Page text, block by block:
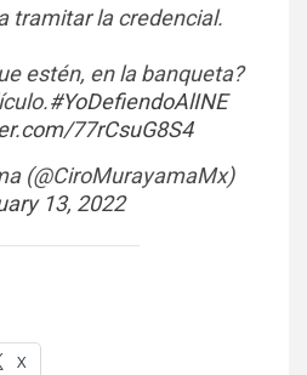
tramitar la credencial.
estén, en la banqueta?
#YoDefiendoAlINE
77rCsuG8S4
(@CiroMurayamaMx)
13, 2022
X